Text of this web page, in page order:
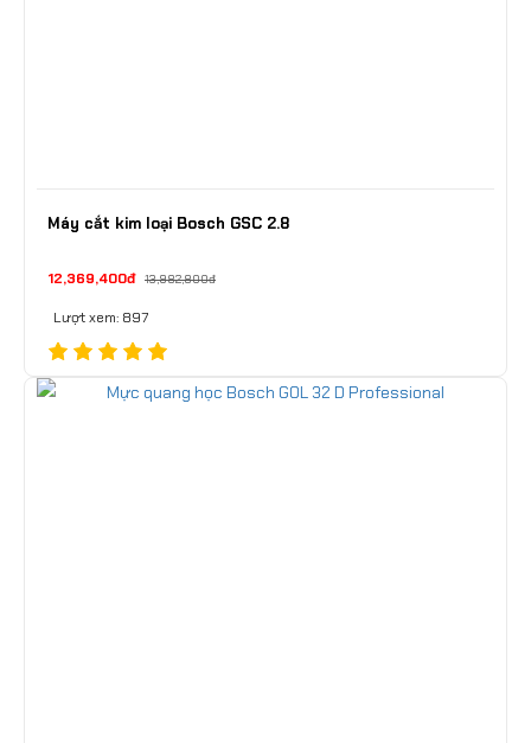
Máy cắt kim loại Bosch GSC 2.8
12,369,400đ 13,982,800đ
Lượt xem: 897